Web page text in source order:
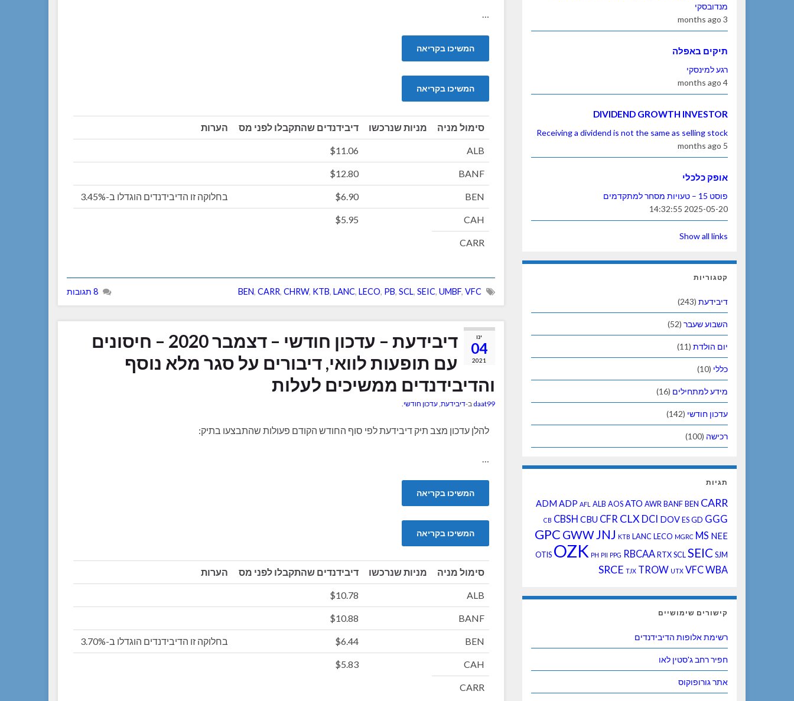
…
המשיכו בקריאה
המשיכו בקריאה
סימול מניה מניות שנרכשו דיבידנדים שהתקבלו לפני מס הערות
ALB
$11.06
BANF
$12.80
BEN
$6.90 בחלוקה זו הדיבידנדים הוגדלו ב-3.45%
CAH
$5.95
CARR
BEN, CARR, CHRW, KTB, LANC, LECO, PB, SCL, SEIC, UMBF, VFC 8 תגובות
ינו
04
2021
דיבידעת – עדכון חודשי – דצמבר 2020 – חיסונים
עם תופעות לוואי, דיבורים על סגר מלא נוסף
והדיבידנדים ממשיכים לעלות
daat99 ב-דיבידעת,עדכון חודשי.
להלן עדכון מצב תיק דיבידעת לפי סוף החודש הקודם פעולות שהתבצעו בתיק:
…
המשיכו בקריאה
המשיכו בקריאה
סימול מניה מניות שנרכשו דיבידנדים שהתקבלו לפני מס הערות
ALB
$10.78
BANF
$10.88
BEN
$6.44 בחלוקה זו הדיבידנדים הוגדלו ב-3.70%
CAH
$5.83
CARR
מנדובסקי
3 months ago
תיקים באפלה
רגע למינסקי
4 months ago
DIVIDEND GROWTH INVESTOR
Receiving a dividend is not the same as selling stock
5 months ago
אופק כלכלי
פוסט 15 – טעויות מסחר למתקדמים
2025-05-20 14:32:55
Show all links
קטגוריות
דיבידעת (243)
השבוע שעבר (52)
יום הולדת (11)
כללי (10)
מידע למתחילים (16)
עדכון חודשי (142)
רכישה (100)
תגיות
ADM ADP AFL ALB AOS ATO AWR BANFBEN CARR
CB CBSH CBU CFR CLX DCI DOVESGD GGG
GPC GWW JNJ KTB LANCLECO MGRC MS NEE
OTIS OZK PH PII PPG RBCAARTXSCLSEIC SJM
SRCE TJX TROW UTX VFCWBA
קישורים שימושיים
רשימת אלופות הדיבידנדים
חפיר רחב ג'סטין לאו
אתר גורופוקוס